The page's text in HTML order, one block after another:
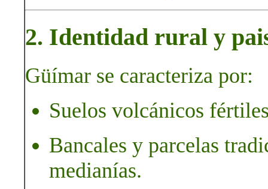
2. Identidad rural y
Güímar se caracteriza por:
Suelos volcánicos
Bancales y parcelas
medianías.